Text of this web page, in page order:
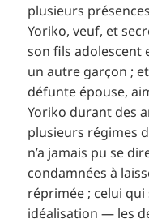
plusieurs
Yoriko, veuf, et
son fils adolescent
un autre garçon ;
défunte épouse,
Yoriko durant des
plusieurs régimes
n’a jamais pu se
condamnées à
réprimée ; celui
idéalisation — les